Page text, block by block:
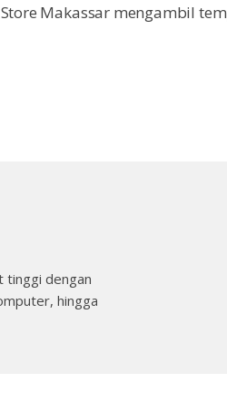
Makassar mengambil
tinggi dengan
hingga